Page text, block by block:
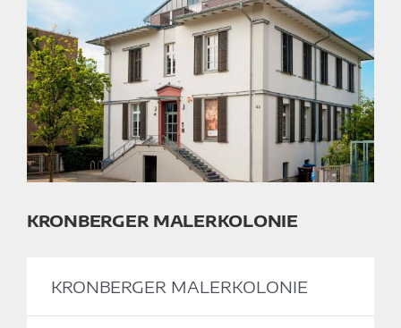
KRONBERGER MALERKOLONIE
KRONBERGER MALERKOLONIE